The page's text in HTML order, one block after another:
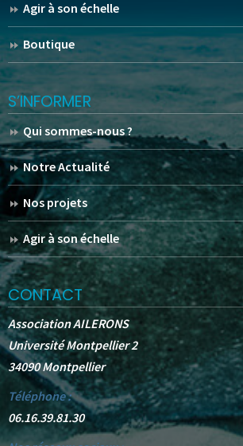
Agir à son échelle
Boutique
S’INFORMER
Qui sommes-nous ?
Notre Actualité
Nos projets
Agir à son échelle
CONTACT
Association AILERONS
Université Montpellier 2
34090 Montpellier
Téléphone :
06.16.39.81.30